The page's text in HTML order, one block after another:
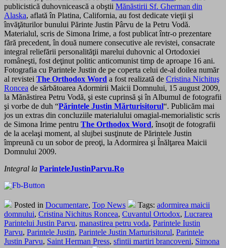
publicistică duhovnicească a obştii Mănăstirii Sf. Gherman din
Alaska, aflată în Platina, California, au fost dedicate vieţii şi
învăţăturilor bunului Părinte Justin Pârvu de la Petru Vodă.
Materialul, scris de Simona Irime, a fost publicat într-o prezentare
fără precedent, în două numere consecutive ale revistei, consacrate
integral reliefării personalităţii marelui duhovnic al Ortodoxiei
româneşti, fost deţinut politic anticomunist timp de aproape 16 ani.
Fotografia cu Parintele Justin de pe coperta celui de-al doilea număr
al revistei The Orthodox Word a fost realizată de Cristina Nichituş
Roncea de sărbătoarea Adormirii Maicii Domnului, 15 august 2009,
la Mănăstirea Petru Vodă, şi este cuprinsă şi în Albumul de fotografii
şi vorbe de duh “Părintele Justin Mărturisitorul“. Publicăm mai
jos un extras din concluziile materialului omagial-memorialistic scris
de Simona Irime pentru The Orthodox Word, însoţit de fotografii
de la acelaşi moment, al slujbei susţinute de Părintele Justin
împreună cu un sobor de preoţi, la Adormirea şi Înălţarea Maicii
Domnului 2009.
Integral la ParinteleJustinParvu.Ro
Posted in Documentare, Top News Tags: adormirea maicii
domnului, Cristina Nichitus Roncea, Cuvantul Ortodox, Lucrarea
Parintelui Justin Parvu, manastirea petru voda, Parintele Iustin
Parvu, Parintele Justin, Parintele Justin Marturisitorul, Parintele
Justin Parvu, Saint Herman Press, sfintii martiri brancoveni, Simona